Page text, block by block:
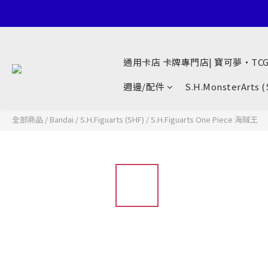
通用卡店 卡牌專門店| 寶可夢・
週邊/配件
S.H.MonsterArts
全部商品 / Bandai /S.H.Figuarts (SHF) /S.H.Figuarts One Piece 海賊王